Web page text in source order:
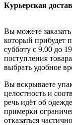
Курьерская
Вы можете
который прибудет
субботу с 9.00 до
поступления
выбрать удобное
Вы вскрываете
целостность и
речь идёт об
примерки
отказаться